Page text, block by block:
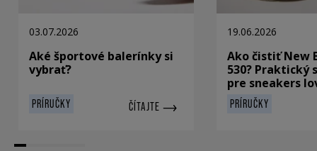
03.07.2026
Aké športové balerínky si
vybrať?
PRÍRUČKY ČÍTAJTE
19.06.2026
Ako čistiť New
530? Praktický
pre sneakers
PRÍRUČKY